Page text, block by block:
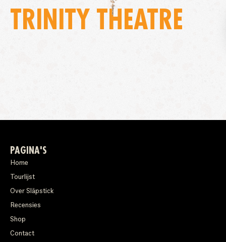
TRINITY THEATRE
PAGINA'S
Home
Tourlijst
Over Släpstick
Recensies
Shop
Contact